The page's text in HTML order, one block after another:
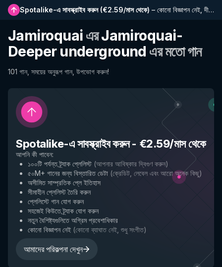
Spotalike-এ সাবস্ক্রাইব করুন(€2.59/মাস থেকে) – কোনো বিজ্ঞাপন নেই, দীর্ঘতর প্লেলিস্ট, সম্পূর্ণ ইতিহাস এবং নতুন বৈশিষ্ট্যে প্রাথমিক প্রবেশাধিকার
Jamiroquai এরJamiroquai-
Deeper underground এর মতো গান
101 গান, সময়ের অনুরূপ গান, উপভোগ করুন!
Spotalike-এ সাবস্ক্রাইব করুন- €2.59/মাস থেকে
আপনি কী পাবেন:
১০০টি পর্যন্ত ট্র্যাক প্লেলিস্ট (আপনার আবিষ্কার দ্বিগুণ করুন)
৫০M+ গানের জন্য বিস্তারিত ডেটা (ক্রেডিট, লেবেল এবং আরো অনেক কিছু)
অসীমিত সাম্প্রতিক প্লে ইতিহাস
সীমাহীন প্লেলিস্ট তৈরি করুন
প্লেলিস্টে গান যোগ করুন
সহজেই কিউতে ট্র্যাক যোগ করুন
নতুন বৈশিষ্ট্যগুলিতে অগ্রিম প্রবেশাধিকার
কোনো বিজ্ঞাপন নেই (কোনো ব্যাঘাত নেই, শুধু সংগীত)
আমাদের পরিকল্পনা দেখুন